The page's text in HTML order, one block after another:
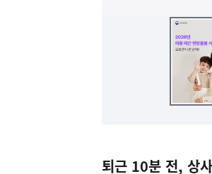
퇴근 10분 전, 상